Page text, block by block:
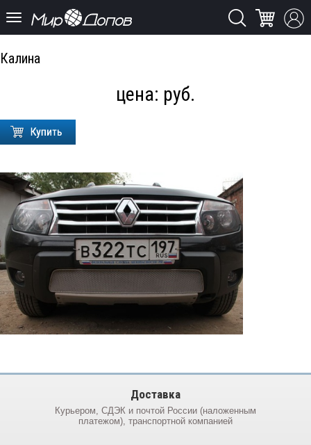
Калина
цена: руб.
Доставка
Курьером, СДЭК и почтой России (наложенным
платежом), транспортной компанией